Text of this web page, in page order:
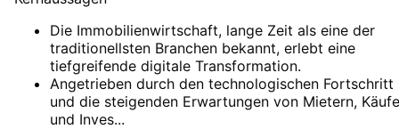
Die Immobilienwirtschaft, lange Zeit als eine der
traditionellsten Branchen bekannt, erlebt eine
tiefgreifende digitale Transformation.
Angetrieben durch den technologischen Fortschritt
und die steigenden Erwartungen von Mietern,
und Inves...